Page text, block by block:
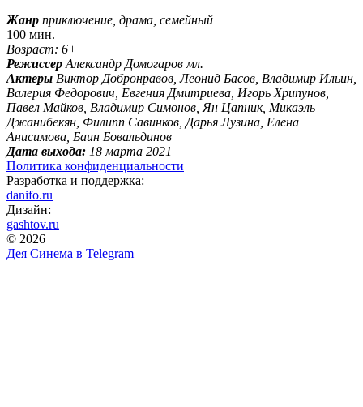
Жанр приключение, драма, семейный
100 мин.
Возраст: 6+
Режиссер Александр Домогаров мл.
Актеры Виктор Добронравов, Леонид Басов, Владимир Ильин,
Валерия Федорович, Евгения Дмитриева, Игорь Хрипунов,
Павел Майков, Владимир Симонов, Ян Цапник, Микаэль
Джанибекян, Филипп Савинков, Дарья Лузина, Елена
Анисимова, Баин Бовальдинов
Дата выхода: 18 марта 2021
Политика конфиденциальности
Разработка и поддержка:
danifo.ru
Дизайн:
gashtov.ru
© 2026
Дея Синема в Telegram